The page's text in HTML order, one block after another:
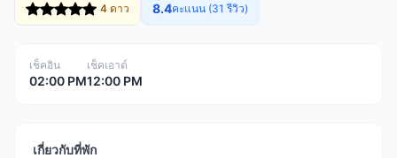
4 ดาว 8.4คะแนน (31 รีวิว)
เช็คอิน
02:00 PM
เช็คเอาต์
12:00 PM
เกี่ยวกับที่พัก